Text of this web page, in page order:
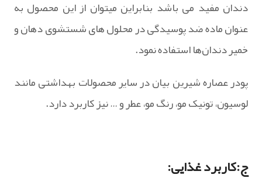
دندان مفید می باشد بنابراین میتوان از این محصول به
عنوان ماده ضد پوسیدگی در محلول‌ های شستشوی دهان و
خمیر دندان‌ها استفاده نمود.
پودر عصاره شیرین بیان در سایر محصولات بهداشتی مانند
لوسیون، تونیک مو، رنگ مو، عطر و … نیز کاربرد دارد.
ج:کاربرد غذایی: